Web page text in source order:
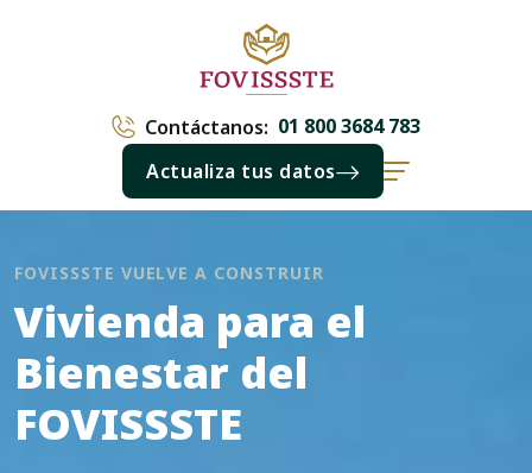
Contáctanos: 01 800 3684 783
Actualiza tus datos
FOVISSSTE VUELVE A CONSTRUIR
Vivienda para el
Bienestar del
FOVISSSTE